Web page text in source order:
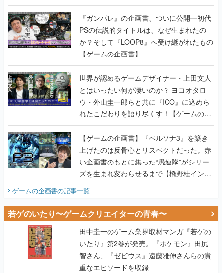
書】
『ガンパレ』の企画書、ついに公開━初代
PSの伝説的タイトルは、なぜ生まれたの
か？そして『LOOP8』へ受け継がれたもの
【ゲームの企画書】
世界が認めるゲームデザイナー・上田文人
とはいったい何が凄いのか？ ヨコオタロ
ウ・外山圭一郎らと共に『ICO』に込めら
れたこだわりを語り尽くす！【ゲームの企
画書】
【ゲームの企画書】『ペルソナ3』を築き
上げたのは反骨心とリスペクトだった。赤
い企画書のもとに集った“愚連隊”がシリー
ズを生まれ変わらせるまで【橋野桂インタ
ビュー】
ゲームの企画書の記事一覧
若ゲのいたり〜ゲームクリエイターの青春〜
田中圭一のゲーム業界取材マンガ『若ゲの
いたり』第2巻が発売。『ポケモン』田尻
智さん、『ゼビウス』遠藤雅伸さんらの貴
重なエピソードを収録